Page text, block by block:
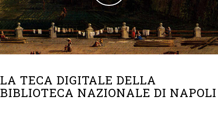
LA TECA DIGITALE DELLA
BIBLIOTECA NAZIONALE DI NAPOLI